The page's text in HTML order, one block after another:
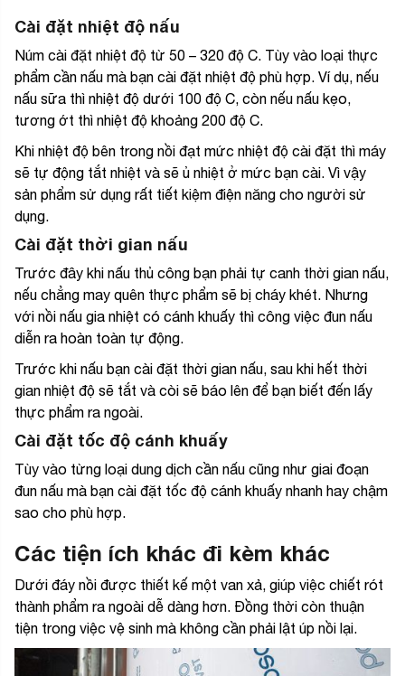
Cài đặt nhiệt độ nấu
Núm cài đặt nhiệt độ từ 50 – 320 độ C. Tùy vào loại thực
phẩm cần nấu mà bạn cài đặt nhiệt độ phù hợp. Ví dụ, nếu
nấu sữa thì nhiệt độ dưới 100 độ C, còn nếu nấu kẹo,
tương ớt thì nhiệt độ khoảng 200 độ C.
Khi nhiệt độ bên trong nồi đạt mức nhiệt độ cài đặt thì máy
sẽ tự động tắt nhiệt và sẽ ủ nhiệt ở mức bạn cài. Vì vậy
sản phẩm sử dụng rất tiết kiệm điện năng cho người sử
dụng.
Cài đặt thời gian nấu
Trước đây khi nấu thủ công bạn phải tự canh thời gian nấu,
nếu chẳng may quên thực phẩm sẽ bị cháy khét. Nhưng
với nồi nấu gia nhiệt có cánh khuấy thì công việc đun nấu
diễn ra hoàn toàn tự động.
Trước khi nấu bạn cài đặt thời gian nấu, sau khi hết thời
gian nhiệt độ sẽ tắt và còi sẽ báo lên để bạn biết đến lấy
thực phẩm ra ngoài.
Cài đặt tốc độ cánh khuấy
Tùy vào từng loại dung dịch cần nấu cũng như giai đoạn
đun nấu mà bạn cài đặt tốc độ cánh khuấy nhanh hay chậm
sao cho phù hợp.
Các tiện ích khác đi kèm khác
Dưới đáy nồi được thiết kế một van xả, giúp việc chiết rót
thành phẩm ra ngoài dễ dàng hơn. Đồng thời còn thuận
tiện trong việc vệ sinh mà không cần phải lật úp nồi lại.